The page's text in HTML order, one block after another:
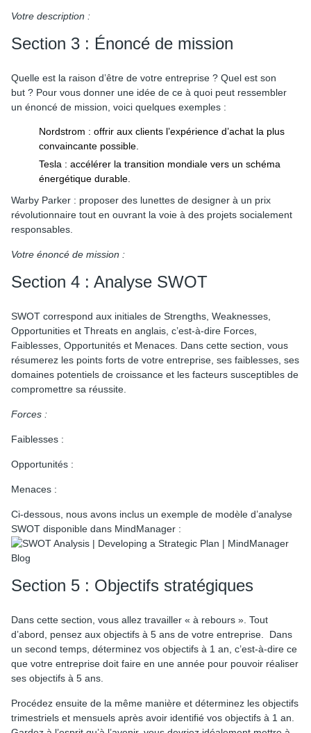
Votre description :
Section 3 : Énoncé de mission
Quelle est la raison d’être de votre entreprise ? Quel est son
but ? Pour vous donner une idée de ce à quoi peut ressembler
un énoncé de mission, voici quelques exemples :
Nordstrom : offrir aux clients l’expérience d’achat la plus
convaincante possible.
Tesla : accélérer la transition mondiale vers un schéma
énergétique durable.
Warby Parker : proposer des lunettes de designer à un prix
révolutionnaire tout en ouvrant la voie à des projets socialement
responsables.
Votre énoncé de mission :
Section 4 : Analyse SWOT
SWOT correspond aux initiales de Strengths, Weaknesses,
Opportunities et Threats en anglais, c’est-à-dire Forces,
Faiblesses, Opportunités et Menaces. Dans cette section, vous
résumerez les points forts de votre entreprise, ses faiblesses, ses
domaines potentiels de croissance et les facteurs susceptibles de
compromettre sa réussite.
Forces :
Faiblesses :
Opportunités :
Menaces :
Ci-dessous, nous avons inclus un exemple de modèle d’analyse
SWOT disponible dans MindManager :
Section 5 : Objectifs stratégiques
Dans cette section, vous allez travailler « à rebours ». Tout
d’abord, pensez aux objectifs à 5 ans de votre entreprise. Dans
un second temps, déterminez vos objectifs à 1 an, c’est-à-dire ce
que votre entreprise doit faire en une année pour pouvoir réaliser
ses objectifs à 5 ans.
Procédez ensuite de la même manière et déterminez les objectifs
trimestriels et mensuels après avoir identifié vos objectifs à 1 an.